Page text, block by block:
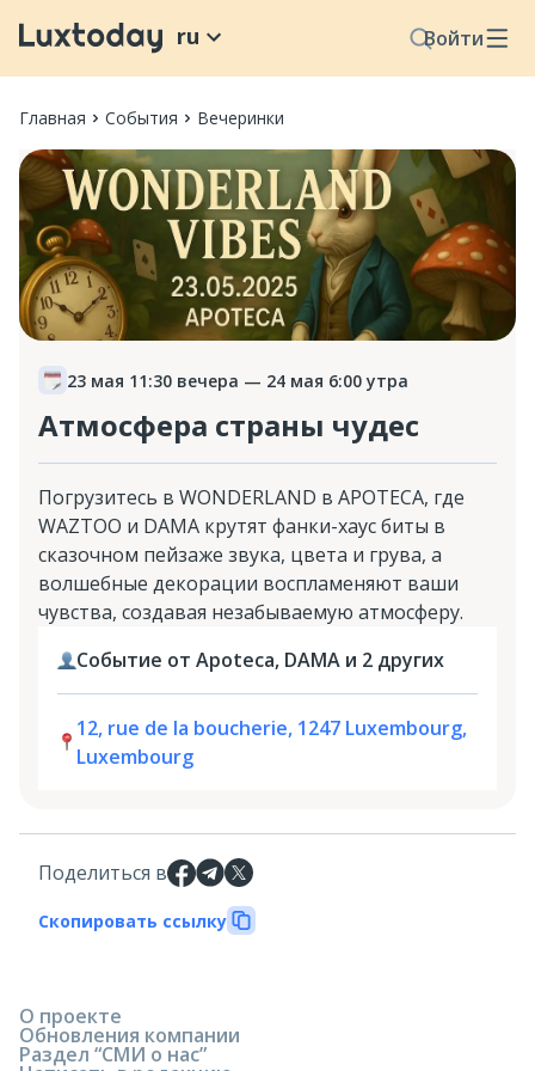
Войти
ru
Главная События Вечеринки
23 мая 11:30 вечера — 24 мая 6:00 утра
Атмосфера страны чудес
Погрузитесь в WONDERLAND в APOTECA, где
WAZTOO и DAMA крутят фанки-хаус биты в
сказочном пейзаже звука, цвета и грува, а
волшебные декорации воспламеняют ваши
чувства, создавая незабываемую атмосферу.
Событие от Apoteca, DAMA и 2 других
12, rue de la boucherie, 1247 Luxembourg,
Luxembourg
Поделиться в
Скопировать ссылку
О проекте
Обновления компании
Раздел “СМИ о нас”